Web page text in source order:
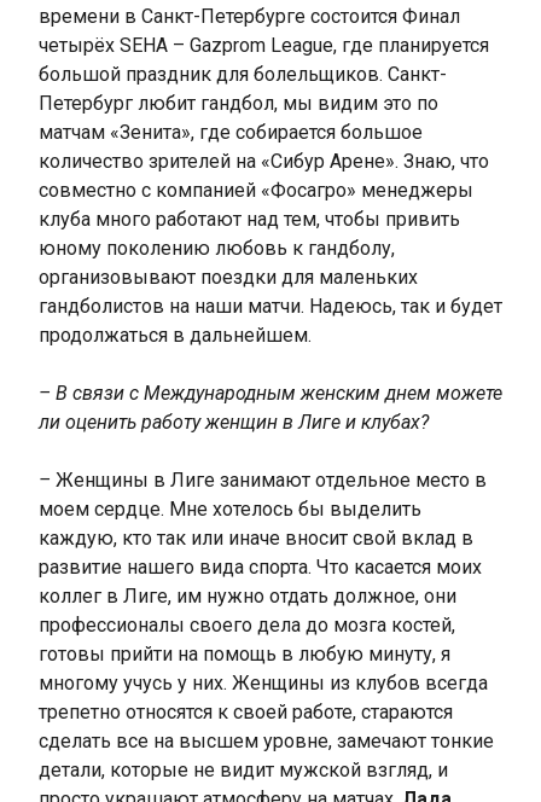
времени в Санкт-Петербурге состоится Финал
четырёх SEHA – Gazprom League, где планируется
большой праздник для болельщиков. Санкт-
Петербург любит гандбол, мы видим это по
матчам «Зенита», где собирается большое
количество зрителей на «Сибур Арене». Знаю, что
совместно с компанией «Фосагро» менеджеры
клуба много работают над тем, чтобы привить
юному поколению любовь к гандболу,
организовывают поездки для маленьких
гандболистов на наши матчи. Надеюсь, так и будет
продолжаться в дальнейшем.
– В связи с Международным женским днем можете
ли оценить работу женщин в Лиге и клубах?
– Женщины в Лиге занимают отдельное место в
моем сердце. Мне хотелось бы выделить
каждую, кто так или иначе вносит свой вклад в
развитие нашего вида спорта. Что касается моих
коллег в Лиге, им нужно отдать должное, они
профессионалы своего дела до мозга костей,
готовы прийти на помощь в любую минуту, я
многому учусь у них. Женщины из клубов всегда
трепетно относятся к своей работе, стараются
сделать все на высшем уровне, замечают тонкие
детали, которые не видит мужской взгляд, и